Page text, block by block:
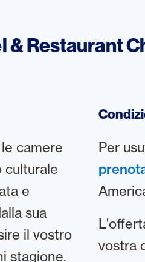
Restaurant
camere
culturale
e
sua
il vostro
stagione.
Per
vostra